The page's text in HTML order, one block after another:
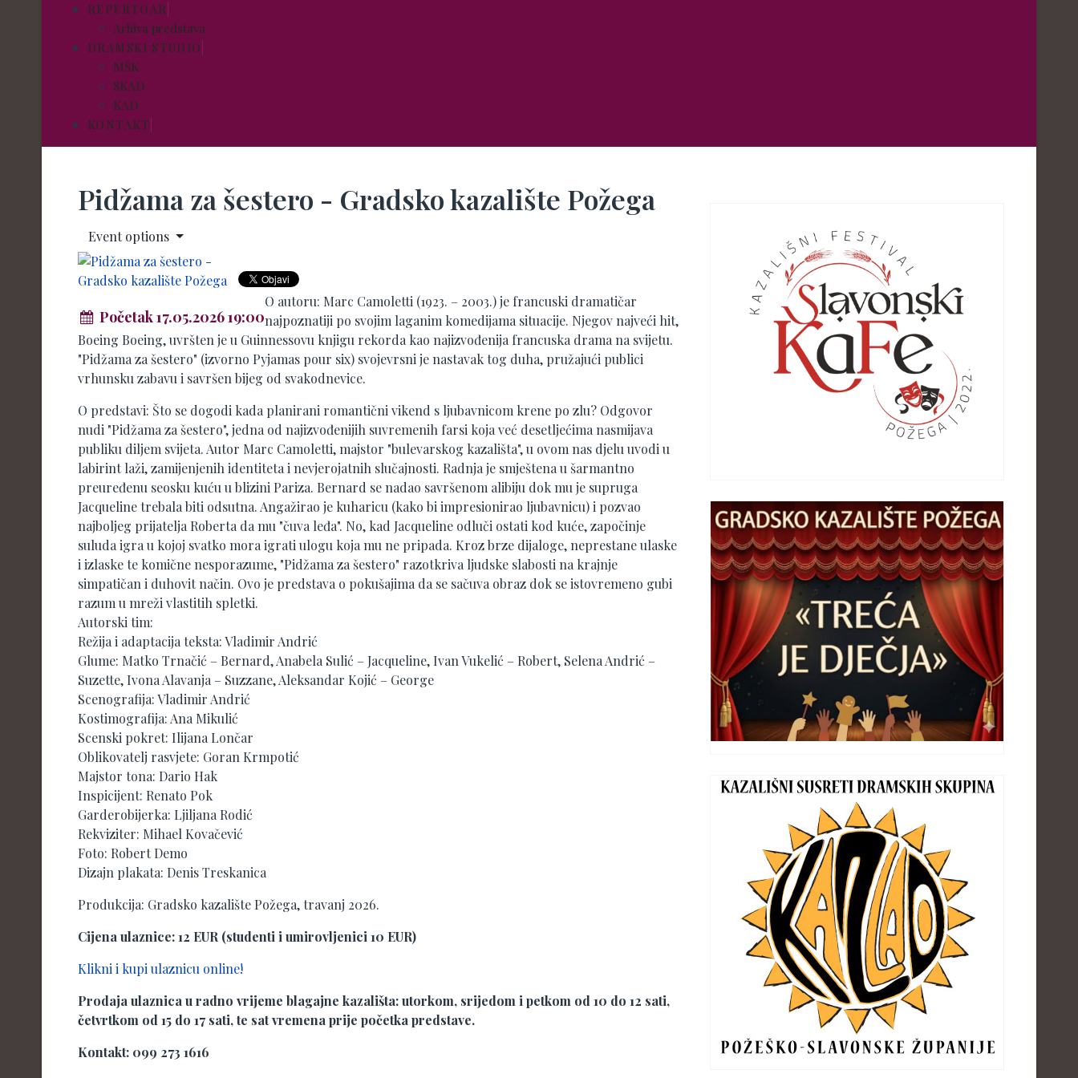
REPERTOAR
Arhiva predstava
DRAMSKI STUDIO
MŠK
SKAD
KAD
KONTAKT
Pidžama za šestero - Gradsko kazalište Požega
Event options
Početak 17.05.2026 19:00
O autoru: Marc Camoletti (1923. – 2003.) je francuski dramatičar
najpoznatiji po svojim laganim komedijama situacije. Njegov najveći hit,
Boeing Boeing, uvršten je u Guinnessovu knjigu rekorda kao najizvođenija francuska drama na svijetu.
"Pidžama za šestero" (izvorno Pyjamas pour six) svojevrsni je nastavak tog duha, pružajući publici
vrhunsku zabavu i savršen bijeg od svakodnevice.
O predstavi: Što se dogodi kada planirani romantični vikend s ljubavnicom krene po zlu? Odgovor
nudi "Pidžama za šestero", jedna od najizvođenijih suvremenih farsi koja već desetljećima nasmijava
publiku diljem svijeta. Autor Marc Camoletti, majstor "bulevarskog kazališta", u ovom nas djelu uvodi u
labirint laži, zamijenjenih identiteta i nevjerojatnih slučajnosti. Radnja je smještena u šarmantno
preuređenu seosku kuću u blizini Pariza. Bernard se nadao savršenom alibiju dok mu je supruga
Jacqueline trebala biti odsutna. Angažirao je kuharicu (kako bi impresionirao ljubavnicu) i pozvao
najboljeg prijatelja Roberta da mu "čuva leđa". No, kad Jacqueline odluči ostati kod kuće, započinje
suluda igra u kojoj svatko mora igrati ulogu koja mu ne pripada. Kroz brze dijaloge, neprestane ulaske
i izlaske te komične nesporazume, "Pidžama za šestero" razotkriva ljudske slabosti na krajnje
simpatičan i duhovit način. Ovo je predstava o pokušajima da se sačuva obraz dok se istovremeno gubi
razum u mreži vlastitih spletki.
Autorski tim:
Režija i adaptacija teksta: Vladimir Andrić
Glume: Matko Trnačić – Bernard, Anabela Sulić – Jacqueline, Ivan Vukelić – Robert, Selena Andrić –
Suzette, Ivona Alavanja – Suzzane, Aleksandar Kojić – George
Scenografija: Vladimir Andrić
Kostimografija: Ana Mikulić
Scenski pokret: Ilijana Lončar
Oblikovatelj rasvjete: Goran Krmpotić
Majstor tona: Dario Hak
Inspicijent: Renato Pok
Garderobijerka: Ljiljana Rodić
Rekviziter: Mihael Kovačević
Foto: Robert Demo
Dizajn plakata: Denis Treskanica
Produkcija: Gradsko kazalište Požega, travanj 2026.
Cijena ulaznice: 12 EUR (studenti i umirovljenici 10 EUR)
Klikni i kupi ulaznicu online!
Prodaja ulaznica u radno vrijeme blagajne kazališta: utorkom, srijedom i petkom od 10 do 12 sati,
četvrtkom od 15 do 17 sati, te sat vremena prije početka predstave.
Kontakt: 099 273 1616